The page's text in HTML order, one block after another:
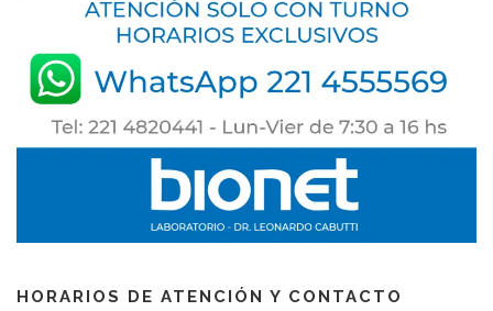
HORARIOS DE ATENCIÓN Y CONTACTO